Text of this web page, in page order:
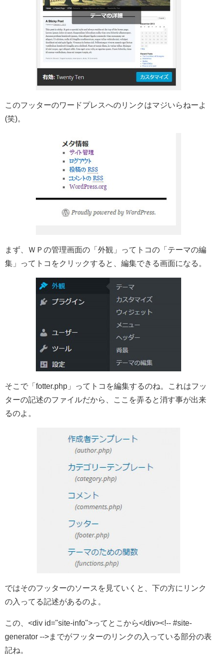
このフッターのワードプレスへのリンクはマジいらねーよ
(笑)。
まず、ＷＰの管理画面の「外観」ってトコの「テーマの編
集」ってトコをクリックすると、編集できる画面になる。
そこで「fotter.php」ってトコを編集するのね。これはフッ
ターの記述のファイルだから、ここを弄ると消す事が出来
るのよ。
ではそのフッターのソースを見ていくと、下の方にリンク
の入ってる記述があるのよ。
この、<div id="site-info">ってとこから</div><!-- #site-
generator -->までがフッターのリンクの入っている部分の表
記ね。